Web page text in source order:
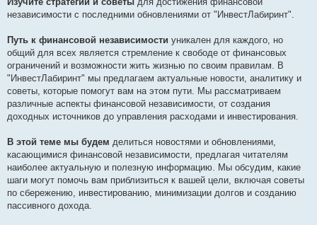
независимости с последними обновлениями от "ИнвестЛабиринт".
Путь к финансовой независимости уникален для каждого, но
общий для всех является стремление к свободе от финансовых
ограничений и возможности жить жизнью по своим правилам. В
"ИнвестЛабиринт" мы предлагаем актуальные новости, аналитику и
советы, которые помогут вам на этом пути. Мы рассматриваем
различные аспекты финансовой независимости, от создания
доходных источников до управления расходами и инвестирования.
В этой теме мы будем делиться новостями и обновлениями,
касающимися финансовой независимости, предлагая читателям
наиболее актуальную и полезную информацию. Мы обсудим, какие
шаги могут помочь вам приблизиться к вашей цели, включая советы
по сбережению, инвестированию, минимизации долгов и созданию
пассивного дохода.